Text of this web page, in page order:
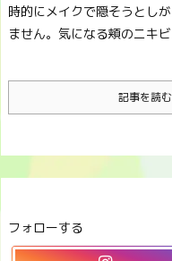
時的にメイクで隠そうとし
ません。 気になる頬のニキビ
記事を読む
フォローする